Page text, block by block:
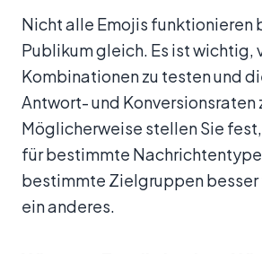
Nicht alle Emojis funktionieren
Publikum gleich. Es ist wichtig,
Kombinationen zu testen und
Antwort- und Konversionsraten
Möglicherweise stellen Sie
für bestimmte
bestimmte Zielgruppen
ein anderes.